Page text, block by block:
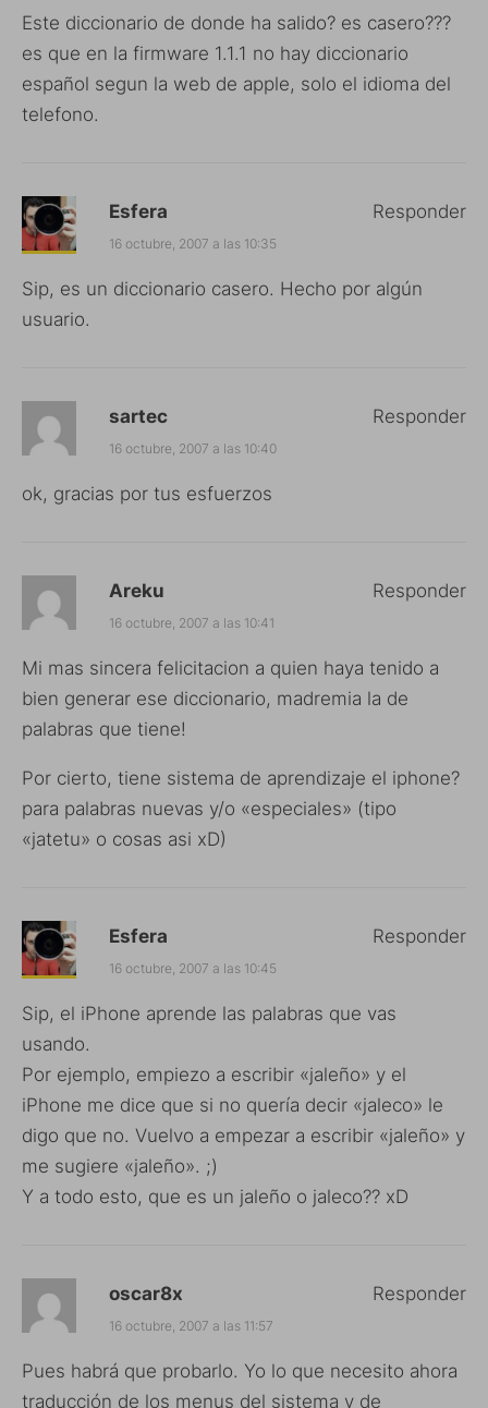
Este diccionario de donde ha salido? es casero???
es que en la firmware 1.1.1 no hay diccionario
español segun la web de apple, solo el idioma del
telefono.
Esfera
16 octubre, 2007 a las 10:35
Sip, es un diccionario casero. Hecho por algún
usuario.
Responder
sartec
16 octubre, 2007 a las 10:40
ok, gracias por tus esfuerzos
Responder
Areku
16 octubre, 2007 a las 10:41
Mi mas sincera felicitacion a quien haya tenido a
bien generar ese diccionario, madremia la de
palabras que tiene!
Por cierto, tiene sistema de aprendizaje el iphone?
para palabras nuevas y/o «especiales» (tipo
«jatetu» o cosas asi xD)
Responder
Esfera
16 octubre, 2007 a las 10:45
Sip, el iPhone aprende las palabras que vas
usando.
Por ejemplo, empiezo a escribir «jaleño» y el
iPhone me dice que si no quería decir «jaleco» le
digo que no. Vuelvo a empezar a escribir «jaleño» y
me sugiere «jaleño». ;)
Y a todo esto, que es un jaleño o jaleco?? xD
Responder
oscar8x
16 octubre, 2007 a las 11:57
Pues habrá que probarlo. Yo lo que necesito ahora
traducción de los menus del sistema y de
Responder